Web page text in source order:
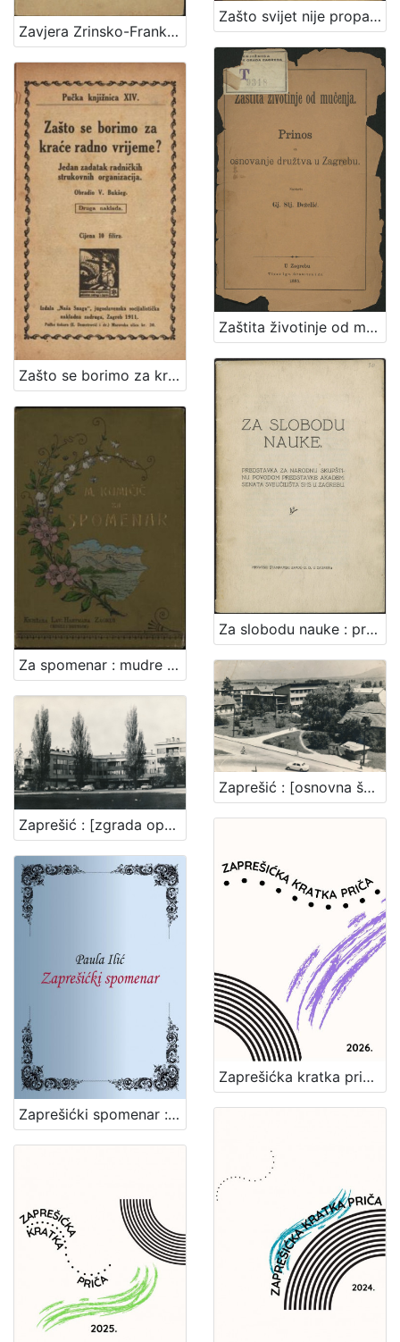
Zavjera Zrinsko-Frankopanska : (1664.-1671.) / Ferdo Šišić
Zašto svijet nije propao i druge šaljive pripovijesti iz Srijema / Isa Velikanović
Zašto se borimo za kraće radno vrijeme? : jedan zadatak radničkih strukovnih organizacija / obradio V. Bukšeg
Zaštita životinje od mučenja : prinos za osnovanje družtva u Zagrebu / sastavio Gj. Stj. Dežalić
Za spomenar : mudre izreke iz naše književnosti / pribrala Marija Kumičić. Zagreb, [1896]. [Knjiga]
Za slobodu nauke : predstavka za Narodnu skupštinu povodom predstavke Akadem. senata Sveučilišta SHS u Zagrebu / [Branko Vodnik ... et al.]
Zaprešić : [zgrada općine]
Zaprešić : [osnovna škola u Zaprešiću]
Zaprešićki spomenar : biserni kraluši seoske učiteljice / Paula Ilić
Zaprešićka kratka priča 2026. : nagrađene i pohvaljene priče